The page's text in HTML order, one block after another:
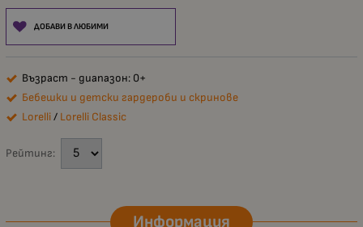
ДОБАВИ В ЛЮБИМИ
Възраст - диапазон: 0+
Бебешки и детски гардероби и скринове
Lorelli/ Lorelli Classic
Рейтинг:
Информация